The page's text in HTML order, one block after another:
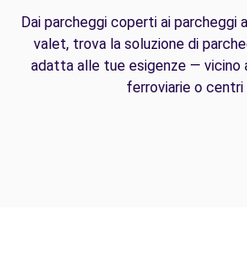
Dai parcheggi coperti ai parcheggi
valet, trova la soluzione di
adatta alle tue esigenze — vicino
ferroviarie o